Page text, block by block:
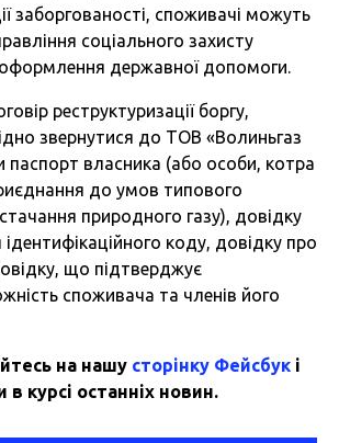
заборгованості, споживачі можуть
соціального захисту
державної допомоги.
реструктуризації боргу,
звернутися до ТОВ «Волиньгаз
паспорт власника (або особи, котра
до умов типового
природного газу), довідку
коду, довідку про
що підтверджує
споживача та членів його
на нашу сторінку Фейсбук і
курсі останніх новин.